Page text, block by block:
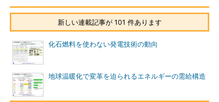
新しい連載記事が 101 件あります
化石燃料を使わない発電技術の動向
地球温暖化で変革を迫られるエネルギーの需給構造